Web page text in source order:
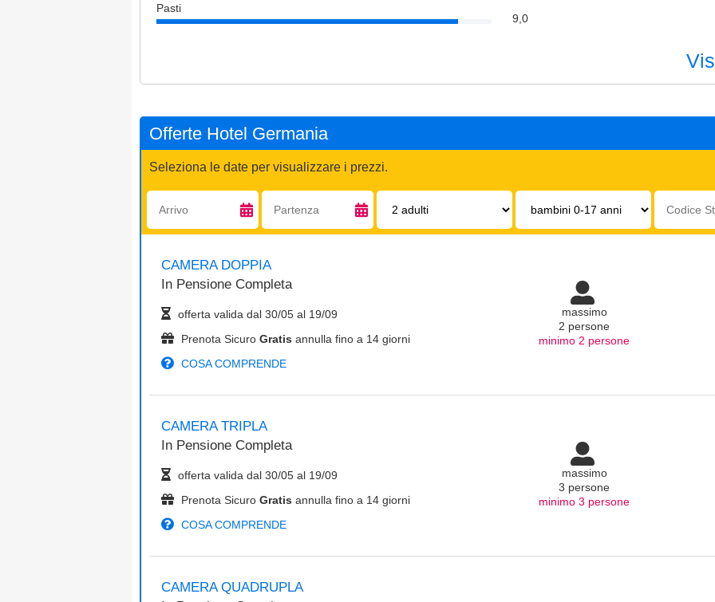
Pasti
9,0
Offerte Hotel Germania
Seleziona le date per visualizzare i prezzi.
Arrivo: Partenza: Adulti:
Bambini
17
Codice
struttura:
CAMERA DOPPIA
In Pensione Completa
offerta valida dal 30/05 al 19/09
Prenota Sicuro Gratis annulla fino a 14 giorni
COSA COMPRENDE
massimo
2 persone
minimo 2 persone
CAMERA TRIPLA
In Pensione Completa
offerta valida dal 30/05 al 19/09
Prenota Sicuro Gratis annulla fino a 14 giorni
COSA COMPRENDE
massimo
3 persone
minimo 3 persone
CAMERA QUADRUPLA